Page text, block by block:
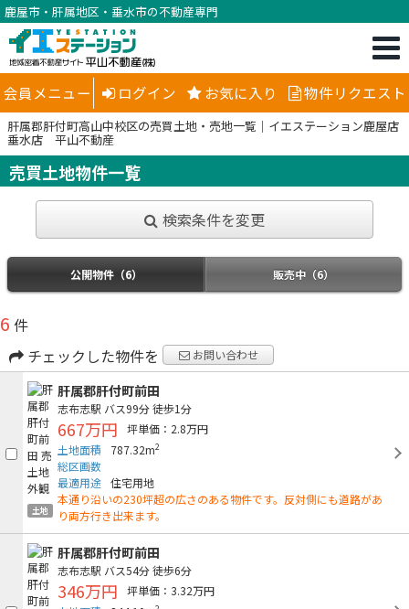
鹿屋市・肝属地区・垂水市の不動産専門
会員メニュー ログイン お気に入り 物件リクエスト
肝属郡肝付町高山中校区の売買土地・売地一覧｜イエステーション鹿屋店
垂水店 平山不動産
売買土地物件一覧
検索条件を変更
公開物件（6） 販売中（6）
6 件
チェックした物件を
お問い合わせ
土地
肝属郡肝付町前田
志布志駅 バス99分徒歩1分
667万円
坪単価：2.8万円
土地面積
787.32m2
総区画数
最適用途 住宅用地
本通り沿いの230坪超の広さのある物件です。反対側にも道路があ
り両方行き出来ます。
肝属郡肝付町前田
志布志駅 バス54分徒歩6分
346万円
坪単価：3.32万円